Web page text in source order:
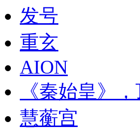
发号
重玄
AION
《秦始皇》
慧蘅宫